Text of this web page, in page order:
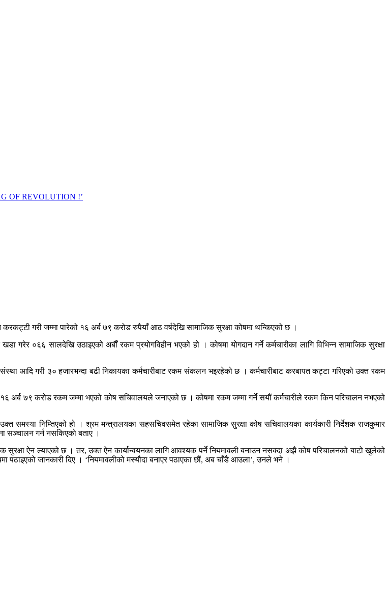
गरी जम्मा पारेको १६ अर्ब ७९ करोड रुपैयाँ आठ वर्षदेखि सामाजिक सुरक्षा कोषमा थन्किएको छ ।
गरेर ०६६ सालदेखि उठाइएको अर्बौं रकम प्रयोगविहीन भएको हो । कोषमा योगदान गर्ने कर्मचारीका लागि विभिन्न सामाजिक सुरक्षा
आदि गरी ३० हजारभन्दा बढी निकायका कर्मचारीबाट रकम संकलन भइरहेको छ । कर्मचारीबाट करबापत कट्टा गरिएको उक्त रकम
७९ करोड रकम जम्मा भएको कोष सचिवालयले जनाएको छ । कोषमा रकम जम्मा गर्ने सयौं कर्मचारीले रकम किन परिचालन नभएको
निम्तिएको हो । श्रम मन्त्रालयका सहसचिवसमेत रहेका सामाजिक सुरक्षा कोष सचिवालयका कार्यकारी निर्देशक राजकुमार
सञ्चालन गर्न नसकिएको बताए ।
सुरक्षा ऐन ल्याएको छ । तर, उक्त ऐन कार्यान्वयनका लागि आवश्यक पर्ने नियमावली बनाउन नसक्दा अझै कोष परिचालनको बाटो खुलेको
पठाइएको जानकारी दिए । ‘नियमावलीको मस्यौदा बनाएर पठाएका छौं, अब चाँडै आउला’, उनले भने ।